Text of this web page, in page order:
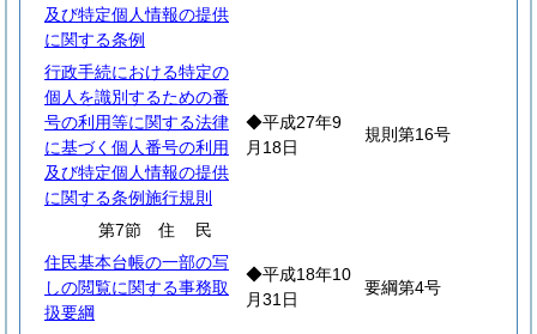
及び特定個人情報の提供
に関する条例
行政手続における特定の
個人を識別するための番
号の利用等に関する法律
に基づく個人番号の利用
及び特定個人情報の提供
に関する条例施行規則
◆平成27年9
月18日
規則第16号
第7節 住
民
住民基本台帳の一部の写
しの閲覧に関する事務取
扱要綱
◆平成18年10
月31日
要綱第4号